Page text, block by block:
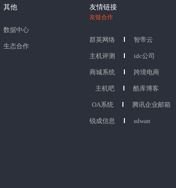
其他
数据中心
生态合作
友情链接
友链合作
群英网络
智帝云
主机评测
idc公司
商城系统
跨境电商
主机吧
酷库博客
OA系统
腾讯企业邮箱
锐成信息
sdwan